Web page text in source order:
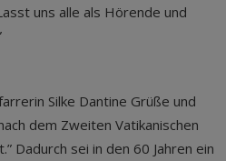
uns alle als Hörende und
Silke Dantine Grüße und
dem Zweiten Vatikanischen
Dadurch sei in den 60 Jahren ein